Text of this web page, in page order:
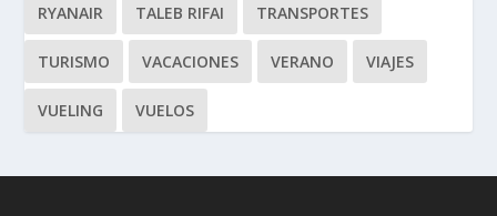
RYANAIR TALEB RIFAI TRANSPORTES
TURISMO VACACIONES VERANO VIAJES
VUELING VUELOS